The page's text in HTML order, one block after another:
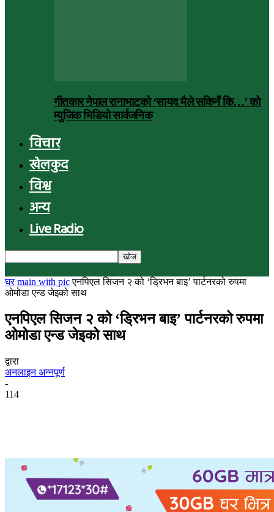
गीतकार नेपाल रानाभाटको ‘सायद मैले सकिनँ कि…’ को
म्युजिक भिडियो सार्वजनिक
विचार
खेलकुद
विश्व
अन्य
Live Radio
घर main with pic एनपिएल सिजन २ को ‘ड्रिभन बाइ’ पार्टनरको रुपमा
ओमोडा एन्ड जेइको साथ
एनपिएल सिजन २ को ‘ड्रिभन बाइ’ पार्टनरको रुपमा
ओमोडा एन्ड जेइको साथ
द्वारा
अनलाइन अन्नपूर्ण
-
114